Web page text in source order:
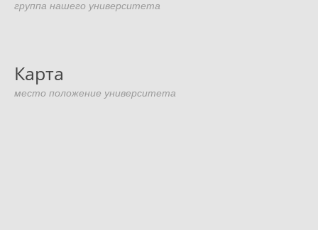
группа нашего университета
Карта
место положение университета